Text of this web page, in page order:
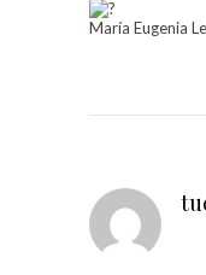
María Eugenia